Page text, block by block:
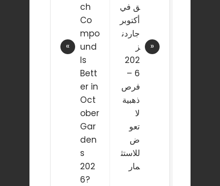
ch
Co
mpo
und
Is
Bett
er in
Oct
ober
Gar
den
s
202
6?
ق في
أكتوبر
جاردن
ز
202
6 –
فرص
ذهبية
لا
تعو
ض
للاستث
مار